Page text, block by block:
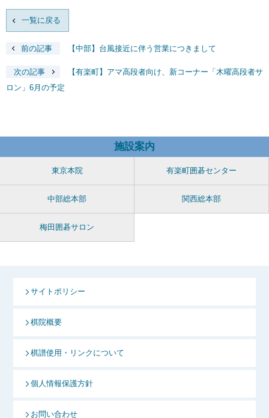
一覧に戻る
前の記事 【中部】台風接近に伴う営業につきまして
次の記事
【有楽町】アマ高段者向け、新コーナー「木曜高段者サ
ロン」6月の予定
施設案内
東京本院 有楽町囲碁センター
中部総本部 関西総本部
梅田囲碁サロン
サイトポリシー
棋院概要
棋譜使用・リンクについて
個人情報保護方針
お問い合わせ